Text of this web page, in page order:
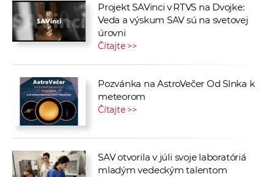
Projekt SAVinci v RTVS na Dvojke:
Veda a výskum SAV sú na svetovej
úrovni
Čítajte >>
Pozvánka na AstroVečer Od Slnka k
meteorom
Čítajte >>
SAV otvorila v júli svoje laboratóriá
mladým vedeckým talentom